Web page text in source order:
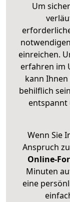
Um
notwendigen
einreichen.
erfahren im
kann
behilflich
entspannt
Wenn Sie
Anspruch
Online-
Minuten
eine